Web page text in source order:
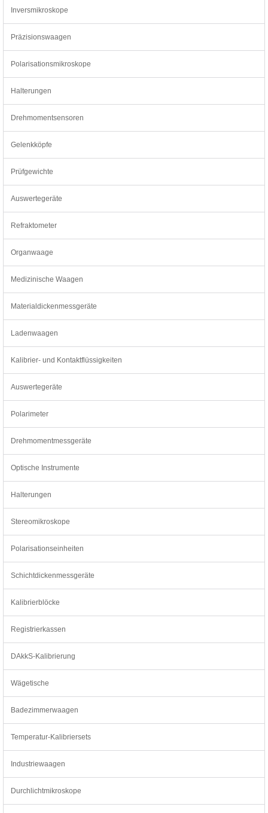
Inversmikroskope
Präzisionswaagen
Polarisationsmikroskope
Halterungen
Drehmomentsensoren
Gelenkköpfe
Prüfgewichte
Auswertegeräte
Refraktometer
Organwaage
Medizinische Waagen
Materialdickenmessgeräte
Ladenwaagen
Kalibrier- und Kontaktflüssigkeiten
Auswertegeräte
Polarimeter
Drehmomentmessgeräte
Optische Instrumente
Halterungen
Stereomikroskope
Polarisationseinheiten
Schichtdickenmessgeräte
Kalibrierblöcke
Registrierkassen
DAkkS-Kalibrierung
Wägetische
Badezimmerwaagen
Temperatur-Kalibriersets
Industriewaagen
Durchlichtmikroskope